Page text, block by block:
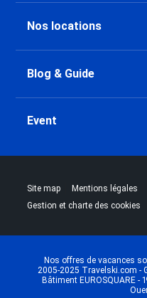
Nos locations
Blog & Guide
Event
Site map |Mentions légales
Gestion et charte des cookies
Nos offres de vacances
2005-2025 Travelski.com -
Bâtiment EUROSQUARE -